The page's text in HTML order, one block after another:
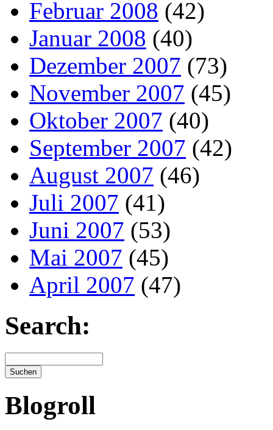
Februar 2008 (42)
Januar 2008 (40)
Dezember 2007 (73)
November 2007 (45)
Oktober 2007 (40)
September 2007 (42)
August 2007 (46)
Juli 2007 (41)
Juni 2007 (53)
Mai 2007 (45)
April 2007 (47)
Search:
Blogroll